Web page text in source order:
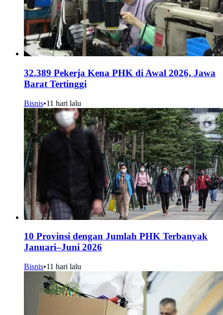
32.389 Pekerja Kena PHK di Awal 2026, Jawa
Barat Tertinggi
Bisnis•11 hari lalu
10 Provinsi dengan Jumlah PHK Terbanyak
Januari–Juni 2026
Bisnis•11 hari lalu